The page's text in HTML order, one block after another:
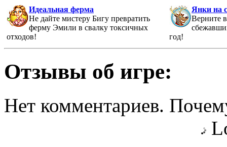
Идеальная ферма
Не дайте мистеру Бигу превратить
ферму Эмили в свалку токсичных
отходов!
Янки на
Верните
год!
Отзывы об игре:
Нет комментариев.